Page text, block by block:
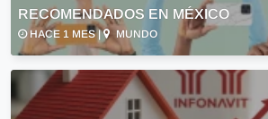
RECOMENDADOS EN MÉXICO
HACE 1 MES | MUNDO